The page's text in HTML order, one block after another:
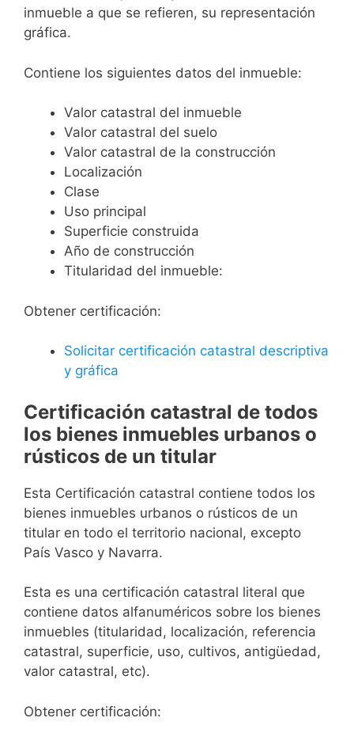
inmueble a que se refieren, su representación
gráfica.
Contiene los siguientes datos del inmueble:
Valor catastral del inmueble
Valor catastral del suelo
Valor catastral de la construcción
Localización
Clase
Uso principal
Superficie construida
Año de construcción
Titularidad del inmueble:
Obtener certificación:
Solicitar certificación catastral descriptiva
y gráfica
Certificación catastral de todos
los bienes inmuebles urbanos o
rústicos de un titular
Esta Certificación catastral contiene todos los
bienes inmuebles urbanos o rústicos de un
titular en todo el territorio nacional, excepto
País Vasco y Navarra.
Esta es una certificación catastral literal que
contiene datos alfanuméricos sobre los bienes
inmuebles (titularidad, localización, referencia
catastral, superficie, uso, cultivos, antigüedad,
valor catastral, etc).
Obtener certificación: